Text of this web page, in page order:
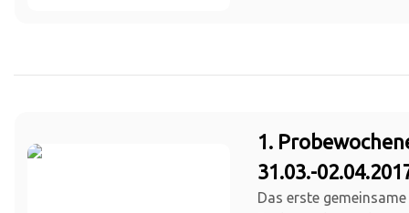
1.
31.03.-
Das erste